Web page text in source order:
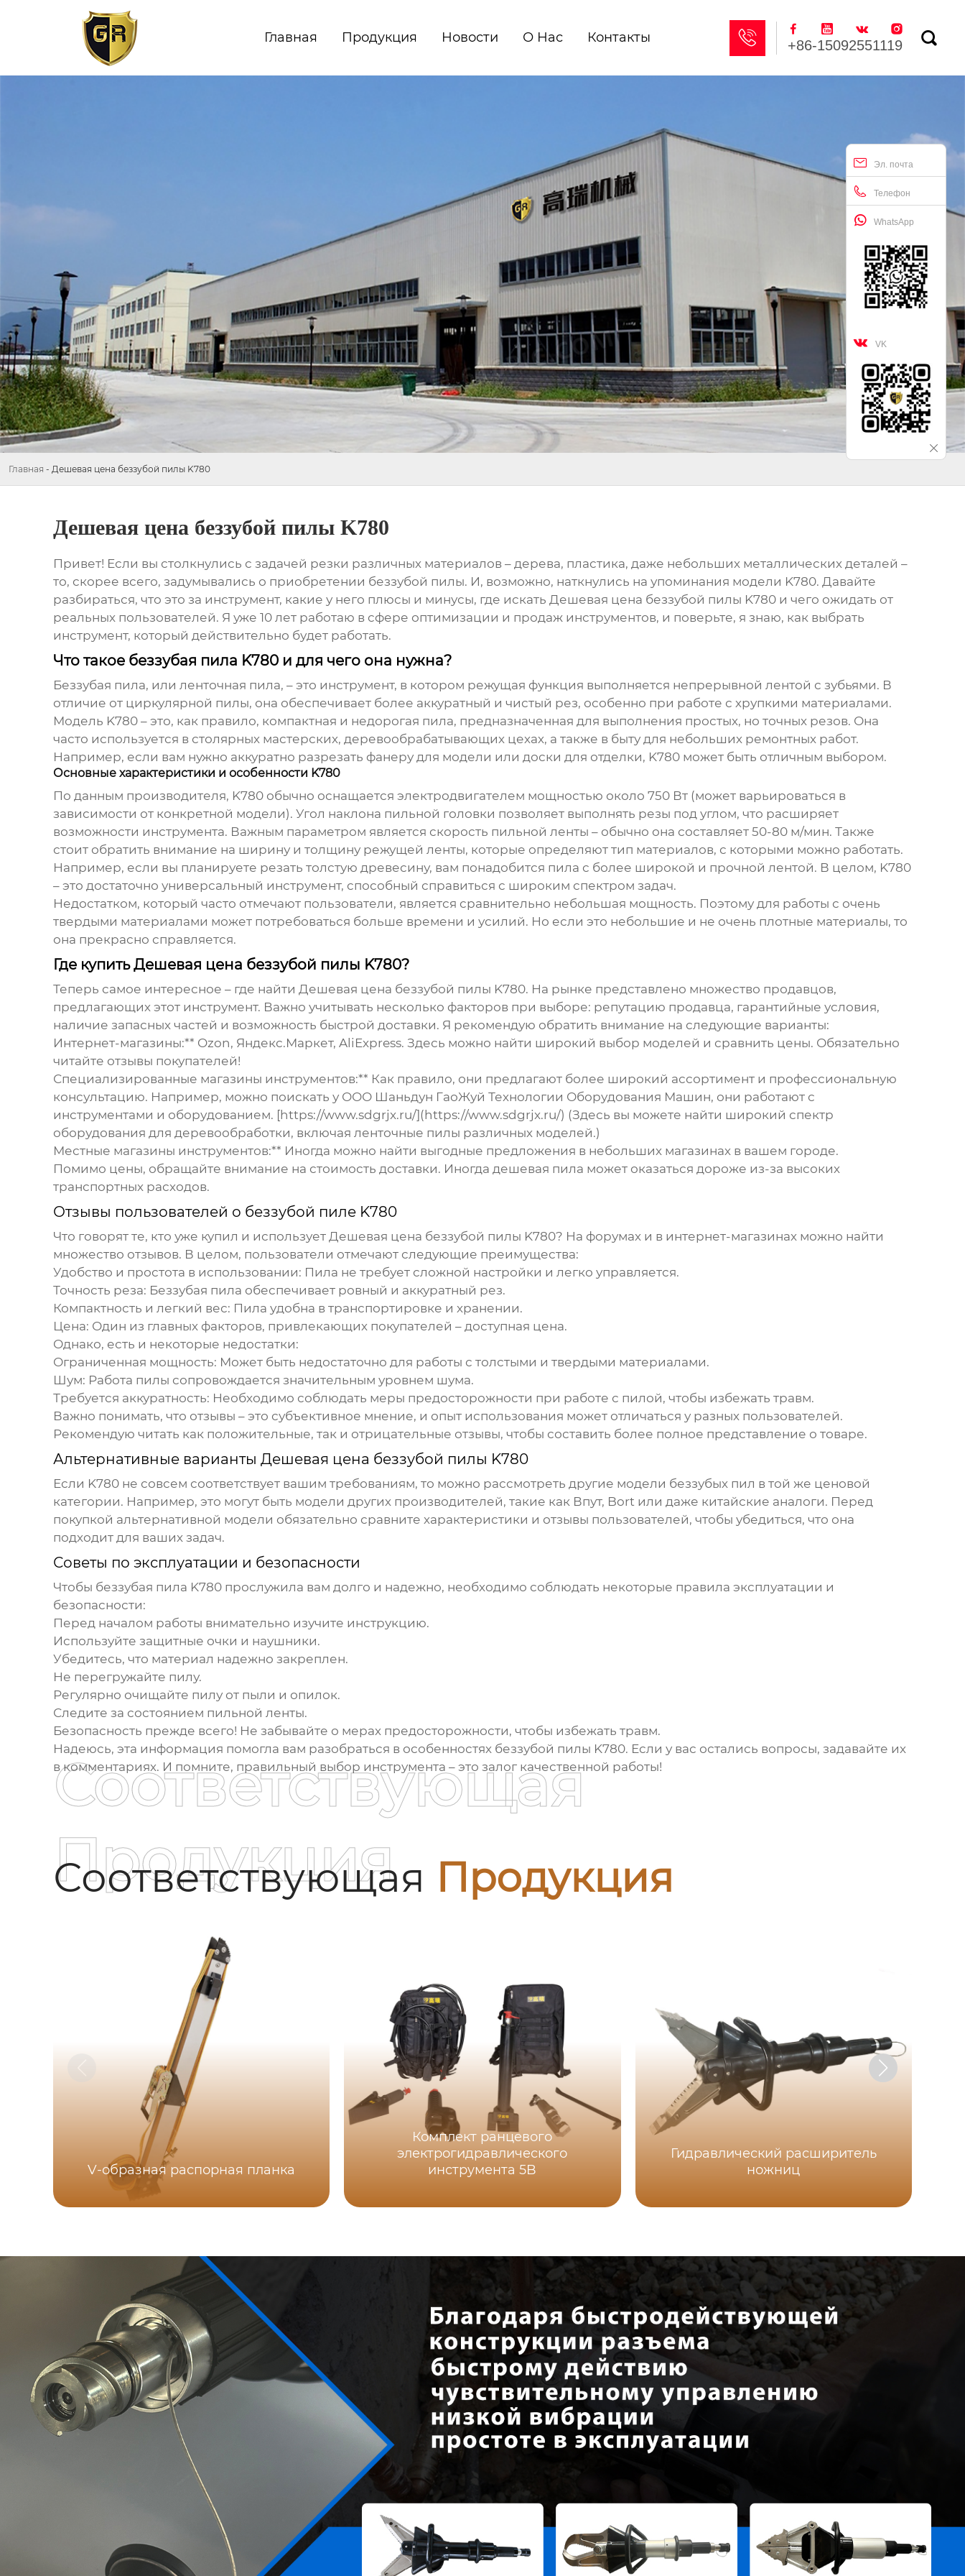
Главная Продукция Новости О Нас Контакты     
+86-15092551119 
Эл. почта
Телефон
WhatsApp
 VK
Главная - Дешевая цена беззубой пилы K780
Дешевая цена беззубой пилы K780
Привет! Если вы столкнулись с задачей резки различных материалов – дерева, пластика, даже небольших металлических деталей –
то, скорее всего, задумывались о приобретении беззубой пилы. И, возможно, наткнулись на упоминания модели K780. Давайте
разбираться, что это за инструмент, какие у него плюсы и минусы, где искать Дешевая цена беззубой пилы K780и чего ожидать от
реальных пользователей. Я уже 10 лет работаю в сфере оптимизации и продаж инструментов, и поверьте, я знаю, как выбрать
инструмент, который действительно будет работать.
Что такое беззубая пила K780 и для чего она нужна?
Беззубая пила, или ленточная пила, – это инструмент, в котором режущая функция выполняется непрерывной лентой с зубьями. В
отличие от циркулярной пилы, она обеспечивает более аккуратный и чистый рез, особенно при работе с хрупкими материалами.
Модель K780– это, как правило, компактная и недорогая пила, предназначенная для выполнения простых, но точных резов. Она
часто используется в столярных мастерских, деревообрабатывающих цехах, а также в быту для небольших ремонтных работ.
Например, если вам нужно аккуратно разрезать фанеру для модели или доски для отделки, K780может быть отличным выбором.
Основные характеристики и особенности K780
По данным производителя, K780обычно оснащается электродвигателем мощностью около 750 Вт (может варьироваться в
зависимости от конкретной модели). Угол наклона пильной головки позволяет выполнять резы под углом, что расширяет
возможности инструмента. Важным параметром является скорость пильной ленты – обычно она составляет 50-80 м/мин. Также
стоит обратить внимание на ширину и толщину режущей ленты, которые определяют тип материалов, с которыми можно работать.
Например, если вы планируете резать толстую древесину, вам понадобится пила с более широкой и прочной лентой. В целом, K780
– это достаточно универсальный инструмент, способный справиться с широким спектром задач.
Недостатком, который часто отмечают пользователи, является сравнительно небольшая мощность. Поэтому для работы с очень
твердыми материалами может потребоваться больше времени и усилий. Но если это небольшие и не очень плотные материалы, то
она прекрасно справляется.
Где купить Дешевая цена беззубой пилы K780?
Теперь самое интересное – где найти Дешевая цена беззубой пилы K780. На рынке представлено множество продавцов,
предлагающих этот инструмент. Важно учитывать несколько факторов при выборе: репутацию продавца, гарантийные условия,
наличие запасных частей и возможность быстрой доставки. Я рекомендую обратить внимание на следующие варианты:
Интернет-магазины:** Ozon, Яндекс.Маркет, AliExpress. Здесь можно найти широкий выбор моделей и сравнить цены. Обязательно
читайте отзывы покупателей!
Специализированные магазины инструментов:** Как правило, они предлагают более широкий ассортимент и профессиональную
консультацию. Например, можно поискать у ООО Шаньдун ГаоЖуй Технологии Оборудования Машин, они работают с
инструментами и оборудованием. [https://www.sdgrjx.ru/](https://www.sdgrjx.ru/) (Здесь вы можете найти широкий спектр
оборудования для деревообработки, включая ленточные пилы различных моделей.)
Местные магазины инструментов:** Иногда можно найти выгодные предложения в небольших магазинах в вашем городе.
Помимо цены, обращайте внимание на стоимость доставки. Иногда дешевая пила может оказаться дороже из-за высоких
транспортных расходов.
Отзывы пользователей о беззубой пиле K780
Что говорят те, кто уже купил и использует Дешевая цена беззубой пилы K780? На форумах и в интернет-магазинах можно найти
множество отзывов. В целом, пользователи отмечают следующие преимущества:
Удобство и простота в использовании: Пила не требует сложной настройки и легко управляется.
Точность реза: Беззубая пила обеспечивает ровный и аккуратный рез.
Компактность и легкий вес: Пила удобна в транспортировке и хранении.
Цена: Один из главных факторов, привлекающих покупателей – доступная цена.
Однако, есть и некоторые недостатки:
Ограниченная мощность: Может быть недостаточно для работы с толстыми и твердыми материалами.
Шум: Работа пилы сопровождается значительным уровнем шума.
Требуется аккуратность: Необходимо соблюдать меры предосторожности при работе с пилой, чтобы избежать травм.
Важно понимать, что отзывы – это субъективное мнение, и опыт использования может отличаться у разных пользователей.
Рекомендую читать как положительные, так и отрицательные отзывы, чтобы составить более полное представление о товаре.
Альтернативные варианты Дешевая цена беззубой пилы K780
Если K780не совсем соответствует вашим требованиям, то можно рассмотреть другие модели беззубых пил в той же ценовой
категории. Например, это могут быть модели других производителей, такие как Впут, Bort или даже китайские аналоги. Перед
покупкой альтернативной модели обязательно сравните характеристики и отзывы пользователей, чтобы убедиться, что она
подходит для ваших задач.
Советы по эксплуатации и безопасности
Чтобы беззубая пила K780прослужила вам долго и надежно, необходимо соблюдать некоторые правила эксплуатации и
безопасности:
Перед началом работы внимательно изучите инструкцию.
Используйте защитные очки и наушники.
Убедитесь, что материал надежно закреплен.
Не перегружайте пилу.
Регулярно очищайте пилу от пыли и опилок.
Следите за состоянием пильной ленты.
Безопасность прежде всего! Не забывайте о мерах предосторожности, чтобы избежать травм.
Надеюсь, эта информация помогла вам разобраться в особенностях беззубой пилы K780. Если у вас остались вопросы, задавайте их
в комментариях. И помните, правильный выбор инструмента – это залог качественной работы!
Соответствующая Продукция
Соответствующая
Продукция
V-образная распорная планка
Комплект ранцевого
электрогидравлического
инструмента 5B
Гидравлический расширитель
ножниц